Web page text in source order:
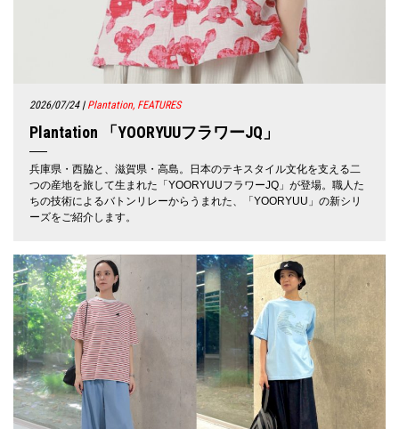
2026/07/24| Plantation, FEATURES
Plantation 「YOORYUUフラワーJQ」
兵庫県・西脇と、滋賀県・高島。日本のテキスタイル文化を支える二
つの産地を旅して生まれた「YOORYUUフラワーJQ」が登場。職人た
ちの技術によるバトンリレーからうまれた、「YOORYUU」の新シリ
ーズをご紹介します。